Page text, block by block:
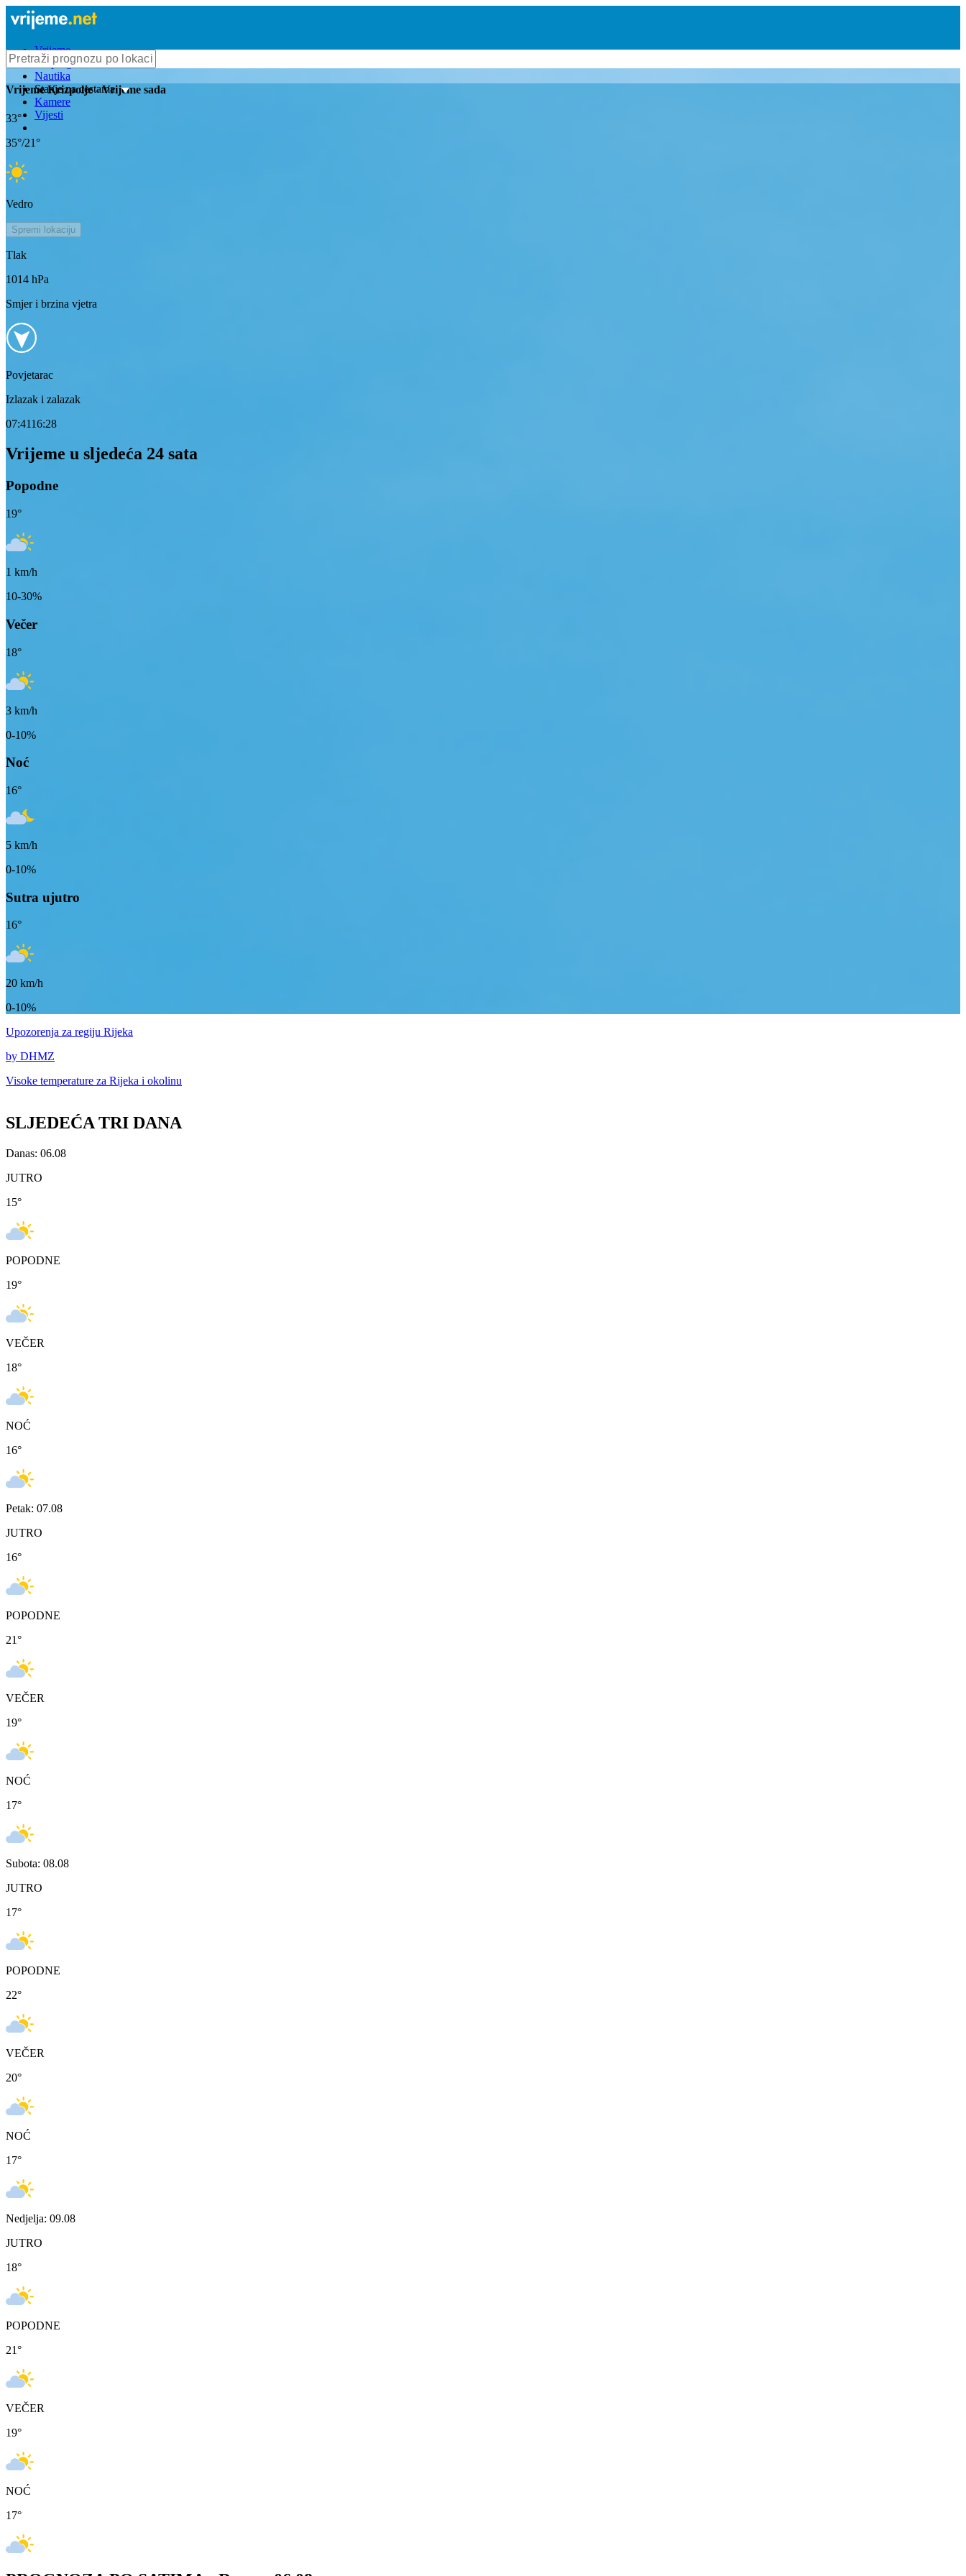
Vrijeme
Bioprognoza
Nautika
Stanje na cestama
Kamere
Vijesti
VrijemeKrizpolje- Vrijeme sada
33°
35°/21°
Vedro
Spremi lokaciju
Tlak
1014 hPa
Smjer i brzina vjetra
Povjetarac
Izlazak i zalazak
07:4116:28
Vrijeme u sljedeća 24 sata
Popodne
19°
1 km/h
10-30%
Večer
18°
3 km/h
0-10%
Noć
16°
5 km/h
0-10%
Sutra ujutro
16°
20 km/h
0-10%
Upozorenja za regiju Rijeka
by DHMZ
Visoke temperature za Rijeka i okolinu
SLJEDEĆA TRI DANA
Danas: 06.08
JUTRO
15°
POPODNE
19°
VEČER
18°
NOĆ
16°
Petak: 07.08
JUTRO
16°
POPODNE
21°
VEČER
19°
NOĆ
17°
Subota: 08.08
JUTRO
17°
POPODNE
22°
VEČER
20°
NOĆ
17°
Nedjelja: 09.08
JUTRO
18°
POPODNE
21°
VEČER
19°
NOĆ
17°